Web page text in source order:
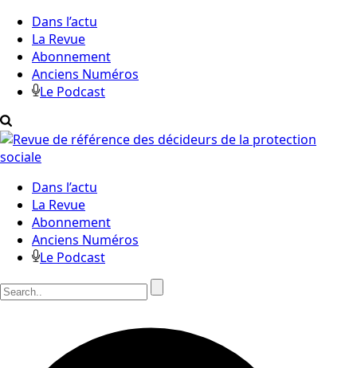
Dans l’actu
La Revue
Abonnement
Anciens Numéros
Le Podcast
Dans l’actu
La Revue
Abonnement
Anciens Numéros
Le Podcast